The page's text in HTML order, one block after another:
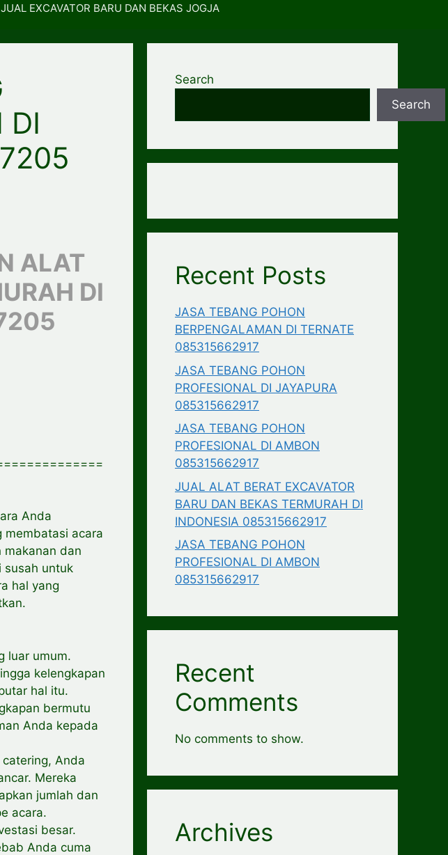
JUAL EXCAVATOR BARU DAN BEKAS JOGJA
DI
ALAT
DI
Anda
membatasi acara
makanan dan
susah untuk
hal yang
luar umum.
kelengkapan
hal itu.
bermutu
Anda kepada
Anda
Mereka
jumlah dan
acara.
besar.
Anda cuma
Search
Search
Recent Posts
JASA TEBANG POHON
BERPENGALAMAN DI TERNATE
085315662917
JASA TEBANG POHON
PROFESIONAL DI JAYAPURA
085315662917
JASA TEBANG POHON
PROFESIONAL DI AMBON
085315662917
JUAL ALAT BERAT EXCAVATOR
BARU DAN BEKAS TERMURAH DI
INDONESIA 085315662917
JASA TEBANG POHON
PROFESIONAL DI AMBON
085315662917
Recent
Comments
No comments to show.
Archives